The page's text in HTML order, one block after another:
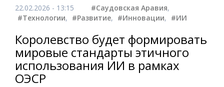
22.02.2026 - 13:15 #Саудовская Аравия,
#Технологии, #Развитие, #Инновации, #ИИ
Королевство будет формировать
мировые стандарты этичного
использования ИИ в рамках
ОЭСР